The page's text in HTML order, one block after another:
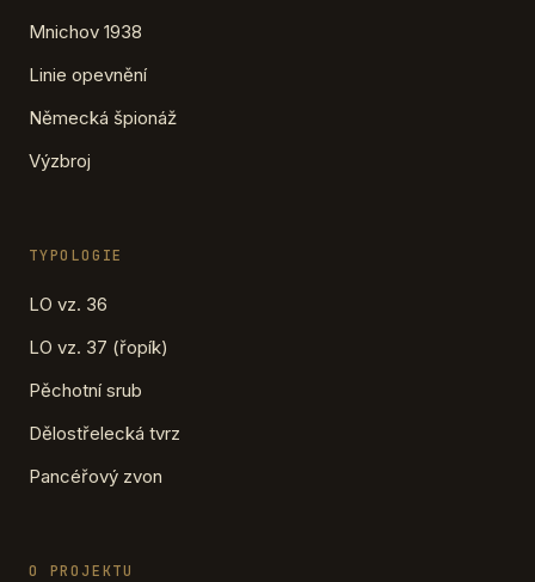
Mnichov 1938
Linie opevnění
Německá špionáž
Výzbroj
TYPOLOGIE
LO vz. 36
LO vz. 37 (řopík)
Pěchotní srub
Dělostřelecká tvrz
Pancéřový zvon
O PROJEKTU